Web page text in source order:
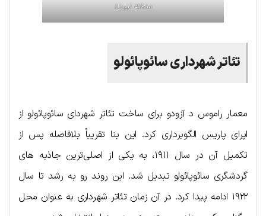
منطقه لیبرداد
تئاتر شهرداری سائوپائولو
معمار راموس د آزودو برای ساخت تئاتر شهردای سائوپائولو از
اپرای پاریس الگوبرداری کرد. این بنا تقریباً بلافاصله پس از
تکمیل آن در سال ۱۹۱۱، به یکی از اصلی‌ترین جاذبه‌ های
گردشگری سائوپائولو تبدیل شد. این روند رو به رشد تا سال
۱۹۲۲ ادامه پیدا کرد. در آن زمان تئاتر شهرداری به عنوان محل